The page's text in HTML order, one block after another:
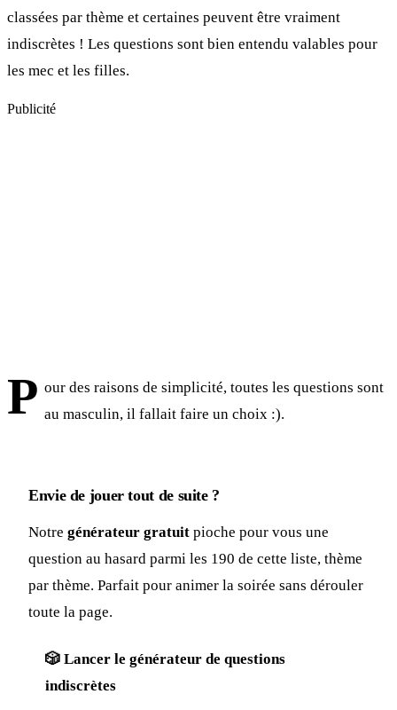
classées par thème et certaines peuvent être vraiment
indiscrètes ! Les questions sont bien entendu valables pour
les mec et les filles.
Publicité
P our des raisons de simplicité, toutes les questions sont
au masculin, il fallait faire un choix :).
Envie de jouer tout de suite ?
Notre générateur gratuit pioche pour vous une
question au hasard parmi les 190 de cette liste, thème
par thème. Parfait pour animer la soirée sans dérouler
toute la page.
🎲 Lancer le générateur de questions
indiscrètes